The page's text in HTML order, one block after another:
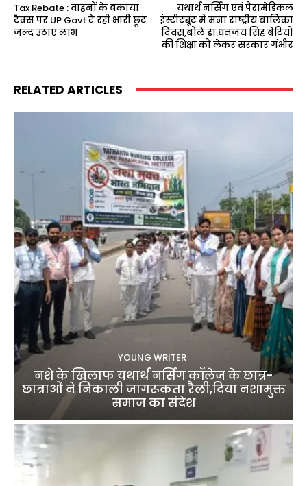
Tax Rebate : वाहनों के बकाया
टैक्स पर UP Govt दे रही भारी छूट
जल्द उठाएं लाभ
यथार्थ नर्सिंग एवं पैरामेडिकल
इंस्टीट्यूट में मना राष्ट्रीय बालिका
दिवस,बोले डा.धनंजय सिंह बेटियों
की शिक्षा को लेकर सरकार गंभीर
RELATED ARTICLES
YOUNG WRITER
नशे के खिलाफ यथार्थ नर्सिंग कॉलेज के छात्र-
छात्राओं ने निकाली जागरूकता रैली,दिया नशामुक्त
समाज का संदेश